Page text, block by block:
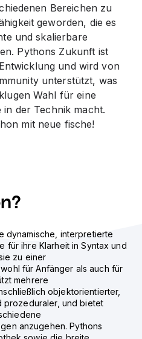
Bereichen zu
geworden, die es
und skalierbare
Pythons Zukunft ist
und wird von
unterstützt, was
Wahl für eine
der Technik macht.
mit neue fische!
dynamische, interpretierte
für ihre Klarheit in Syntax und
zu einer
für Anfänger als auch für
mehrere
objektorientierter,
prozeduraler, und bietet
anzugehen. Pythons